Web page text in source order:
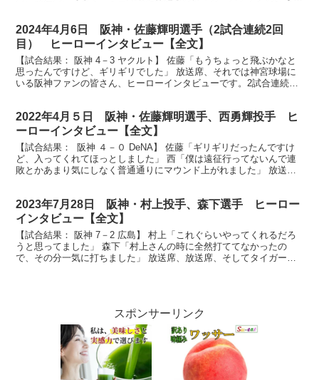
2024年4月6日 阪神・佐藤輝明選手（2試合連続2回
目） ヒーローインタビュー【全文】
【試合結果： 阪神 4－3 ヤクルト】 佐藤「もうちょっと飛ぶかなと
思ったんですけど、ギリギリでした」 放送席、それでは神宮球場に
いる阪神ファンの皆さん、ヒーローインタビューです。2試合連続ホ
2022年4月５日 阪神・佐藤輝明選手、西勇輝投手 ヒ
ーローインタビュー【全文】
【試合結果： 阪神 ４－０ DeNA】 佐藤「ギリギリだったんですけ
ど、入ってくれてほっとしました」 西「僕は遠征行ってないんで連
敗とかあまり気にしなく普通通りにマウンド上がれました」 放送
2023年7月28日 阪神・村上投手、森下選手 ヒーロー
インタビュー【全文】
【試合結果： 阪神 7－2 広島】 村上「これぐらいやってくれるだろ
うと思ってました」 森下「村上さんの時に全然打ててなかったの
で、その分一気に打ちました」 放送席、放送席、そしてタイガース
スポンサーリンク